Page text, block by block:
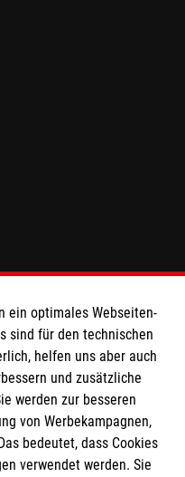
e.V.
12
ein optimales Webseiten-
sind für den technischen
helfen uns aber auch
und zusätzliche
werden zur besseren
von Werbekampagnen,
bedeutet, dass Cookies
verwendet werden. Sie